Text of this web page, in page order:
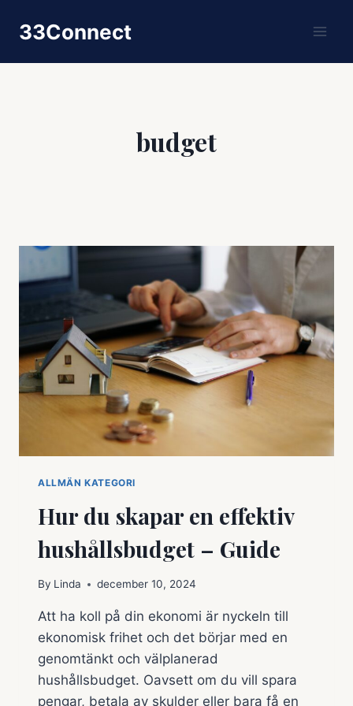
33Connect
budget
ALLMÄN KATEGORI
Hur du skapar en effektiv
hushållsbudget – Guide
By Linda december 10, 2024
Att ha koll på din ekonomi är nyckeln till
ekonomisk frihet och det börjar med en
genomtänkt och välplanerad
hushållsbudget. Oavsett om du vill spara
pengar, betala av skulder eller bara få en